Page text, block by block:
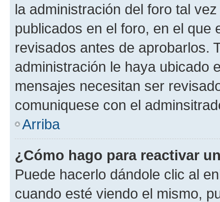
la administración del foro tal
publicados en el foro, en el
revisados antes de aprobarlos.
administración le haya ubicado
mensajes necesitan ser
comuniquese con el
Arriba
¿Cómo hago para reactivar
Puede hacerlo dándole clic al
cuando esté viendo el mismo,